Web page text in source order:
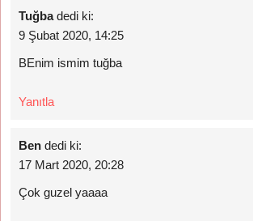
Tuğba dedi ki:
9 Şubat 2020, 14:25
BEnim ismim tuğba
Yanıtla
Ben dedi ki:
17 Mart 2020, 20:28
Çok guzel yaaaa